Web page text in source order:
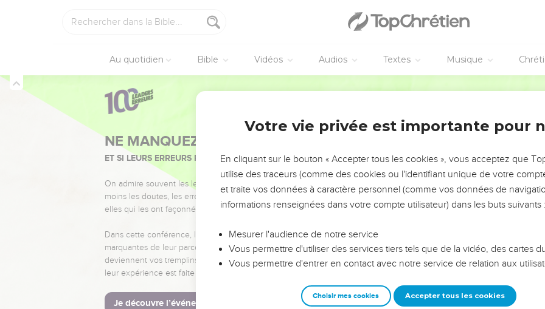
Au quotidien Bible Vidéos Audios Textes Musique
NE MANQUEZ PAS L’ÉVÉNEMENT DE L’ANNÉE !
ET SI LEURS ERREURS POUVAIENT VOUS ÉVITER LES VOTRES ?
On admire souvent les leaders pour leurs réussites, leur impact, leur foi ou leur vision. Mais on voit
moins les doutes, les erreurs et les saisons difficiles qu'ils ont traversés, alors même que ce sont
elles qui les ont façonnés.
Dans cette conférence, leaders, entrepreneurs, et responsables reviennent sur les erreurs
marquantes de leur parcours et les clés pour avancer avec plus de sagesse afin que leurs erreurs
deviennent vos tremplins. Que vous guidiez un ministère, une équipe, un groupe ou une famille,
leur expérience est faite pour vous.
Je découvre l’événement
Votre vie privée est importante pour
En cliquant sur le bouton « Accepter tous les cookies », vous acceptez que
utilise des traceurs (comme des cookies ou l'identifiant unique de votre
et traite vos données à caractère personnel (comme vos données de
informations renseignées dans votre compte utilisateur) dans les buts suivants :
Mesurer l'audience de notre service
Vous permettre d'utiliser des services tiers tels que de la vidéo, des cartes
Vous permettre d'entrer en contact avec notre service de relation aux
Choisir mes cookies Accepter tous les cookies